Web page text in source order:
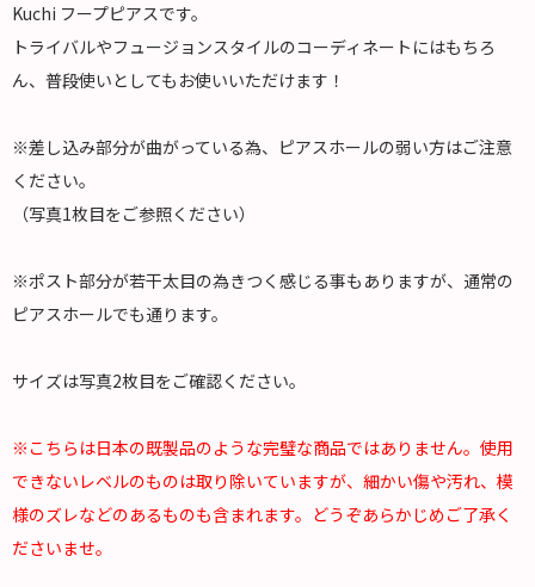
Kuchi フープピアスです。
トライバルやフュージョンスタイルのコーディネートにはもちろ
ん、普段使いとしてもお使いいただけます！
※差し込み部分が曲がっている為、ピアスホールの弱い方はご注意
ください。
（写真1枚目をご参照ください）
※ポスト部分が若干太目の為きつく感じる事もありますが、通常の
ピアスホールでも通ります。
サイズは写真2枚目をご確認ください。
※こちらは日本の既製品のような完璧な商品ではありません。使用
できないレベルのものは取り除いていますが、細かい傷や汚れ、模
様のズレなどのあるものも含まれます。どうぞあらかじめご了承く
ださいませ。